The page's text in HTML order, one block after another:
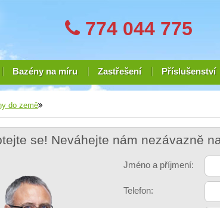
774 044 775
Bazény na míru Zastřešení Příslušenství
do země
se! Neváhejte nám nezávazně
Jméno a příjmení:
Telefon: